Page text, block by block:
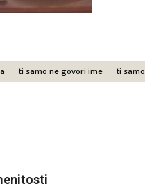
ti samo ne govori ime ti